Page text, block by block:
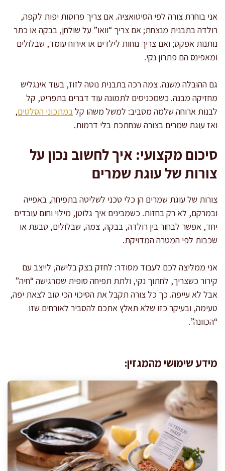
אני בוחרת צורה לפי הסיטואציה. אם צריך פרוסות יפות לקפה,
רולדה בתבנית מנצחת; אם צריך “וואו” על שולחן, בבקה או כתר
נותנות אפקט; ואם צריך נוחות לילדים או אירוח עומד, שבלולים
ומאפינס הם פתרון נקי.
גם ההובלה משנה. צמה רכה בתבנית נוטה לזוז, בעוד אינגליש
מחזיקה מבנה. כשמכניסים לתמונה עוד דברים בתפריט, קל
לבנות ארוחה שלמה מסביב: למשל משהו קלבמתכוני הסלטים,
ואז עוגת שמרים בצורה שנחתכת בלי דרמות.
סיכום מקצועי: איך לחשוב נכון על
צורות של עוגת שמרים
צורות של עוגת שמרים הן כלי טכני לשליטה בתפיחה, באפייה
ובמרקם, לא רק בחזות. כשמבינים איך גלוטן, מילוי וחום עובדים
יחד, אפשר לבחור בין רולדה, בבקה, צמה, שבלולים, טבעת או
שכבות לפי המטרה המדויקת.
אני ממליצה לכם לעבוד מסודר: לחזק בצק בלישה, לייצב עם
קירור כשצריך, לחתוך נקי, ולתת תפיחה סופית שמרגישה “חיה”
אבל לא עייפה. כך כל צורה תקבל את הסיכוי הכי טוב לצאת יפה,
טעימה, ובעיקר כזו שלא תאלץ אתכם להסביר לאורחים שזו
“הכוונה”.
מידע שימושי מהמגזין: